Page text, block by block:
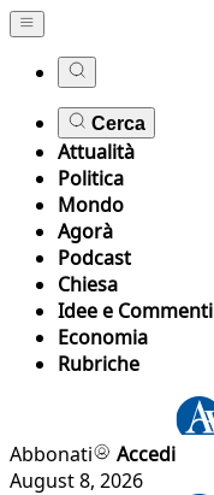
Cerca
Attualità
Politica
Mondo
Agorà
Podcast
Chiesa
Idee e Commenti
Economia
Rubriche
Abbonati
Accedi
August 8, 2026